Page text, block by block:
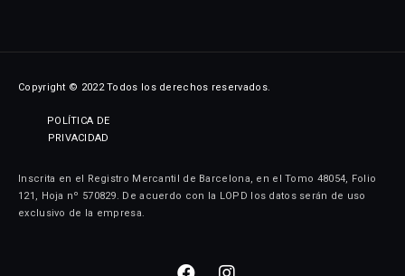
Copyright © 2022 Todos los derechos reservados.
POLÍTICA DE
PRIVACIDAD
Inscrita en el Registro Mercantil de Barcelona, en el Tomo 48054, Folio
121, Hoja nº 570829. De acuerdo con la LOPD los datos serán de uso
exclusivo de la empresa.